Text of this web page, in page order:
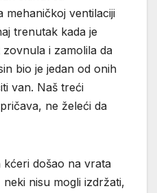
mehaničkoj ventilaciji
trenutak kada je
i zamolila da
bio je jedan od onih
van. Naš treći
ne želeći da
kćeri došao na vrata
nisu mogli izdržati,